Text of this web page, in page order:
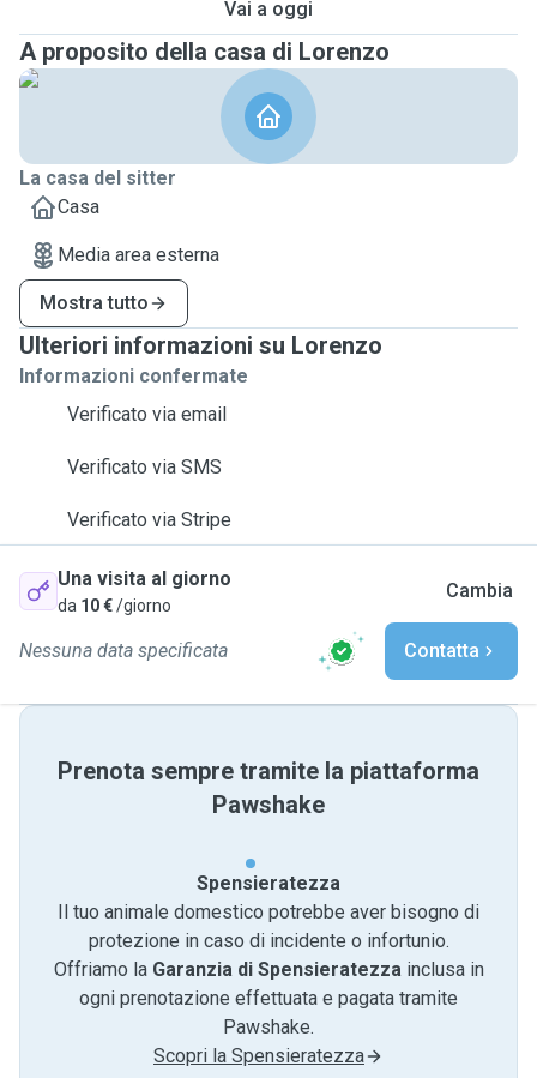
Vai a oggi
A proposito della casa di Lorenzo
La casa del sitter
Casa
Media area esterna
Mostra tutto
Ulteriori informazioni su Lorenzo
Informazioni confermate
Verificato via email
Verificato via SMS
Verificato via Stripe
Una visita al giorno
da 10 €/giorno
Cambia
Nessuna data specificata Contatta
Prenota sempre tramite la piattaforma
Pawshake
Spensieratezza
Il tuo animale domestico potrebbe aver bisogno di
protezione in caso di incidente o infortunio.
Offriamo la Garanzia di Spensieratezzainclusa in
ogni prenotazione effettuata e pagata tramite
Pawshake.
Scopri la Spensieratezza